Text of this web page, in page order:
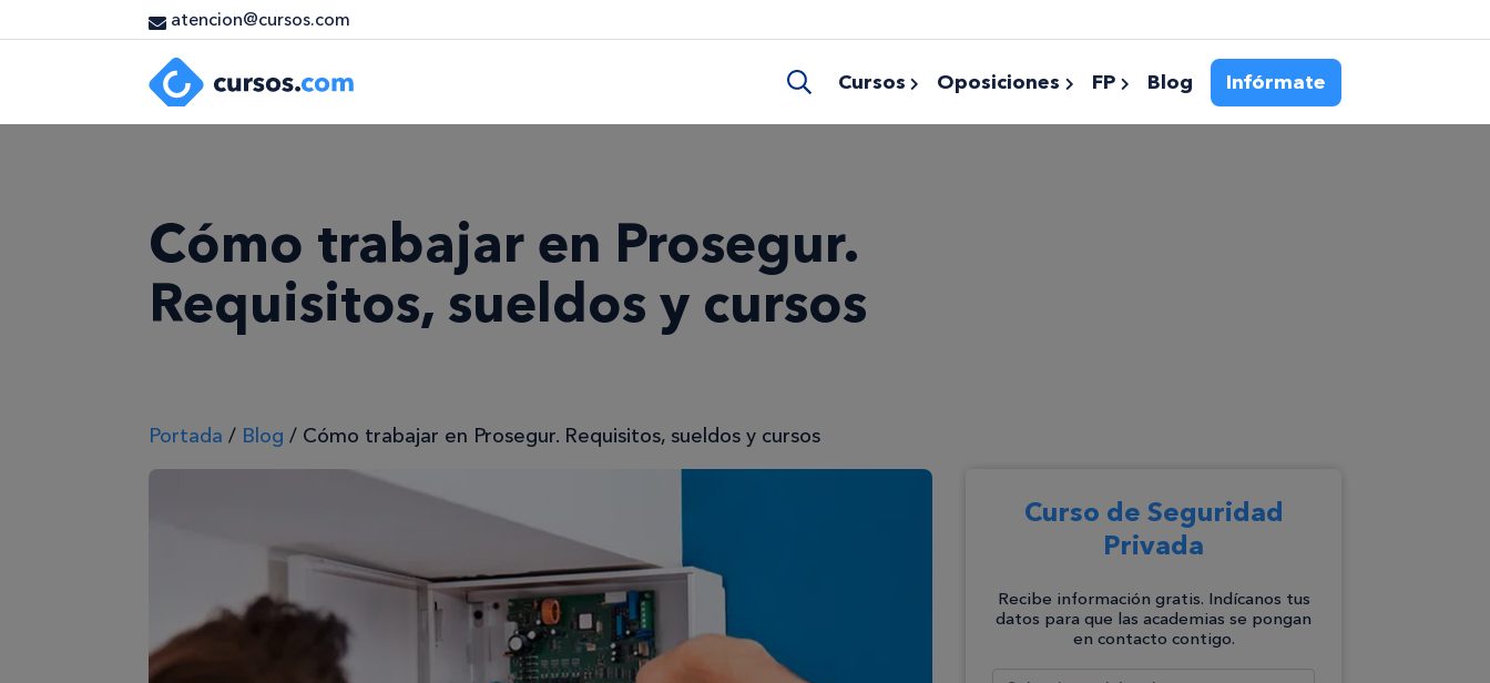
atencion@cursos.com
Cursos Oposiciones FP Blog Infórmate
Cómo trabajar en Prosegur.
Requisitos, sueldos y cursos
Portada / Blog / Cómo trabajar en Prosegur. Requisitos, sueldos y cursos
Curso de Seguridad
Privada
Recibe información gratis. Indícanos tus
datos para que las academias se pongan
en contacto contigo.